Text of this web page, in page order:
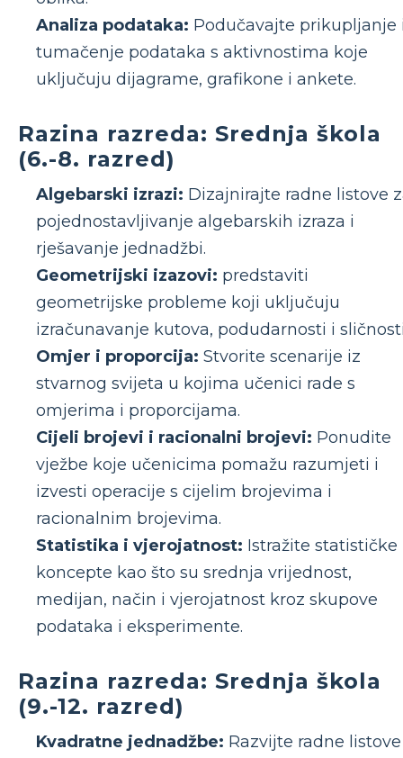
Analiza podataka: Podučavajte prikupljanje
tumačenje podataka s aktivnostima koje
uključuju dijagrame, grafikone i ankete.
Razina razreda: Srednja škola
(6.-8. razred)
Algebarski izrazi: Dizajnirajte radne listove
pojednostavljivanje algebarskih izraza i
rješavanje jednadžbi.
Geometrijski izazovi: predstaviti
geometrijske probleme koji uključuju
izračunavanje kutova, podudarnosti i
Omjer i proporcija: Stvorite scenarije iz
stvarnog svijeta u kojima učenici rade s
omjerima i proporcijama.
Cijeli brojevi i racionalni brojevi: Ponudite
vježbe koje učenicima pomažu razumjeti i
izvesti operacije s cijelim brojevima i
racionalnim brojevima.
Statistika i vjerojatnost: Istražite statističke
koncepte kao što su srednja vrijednost,
medijan, način i vjerojatnost kroz skupove
podataka i eksperimente.
Razina razreda: Srednja škola
(9.-12. razred)
Kvadratne jednadžbe: Razvijte radne listove